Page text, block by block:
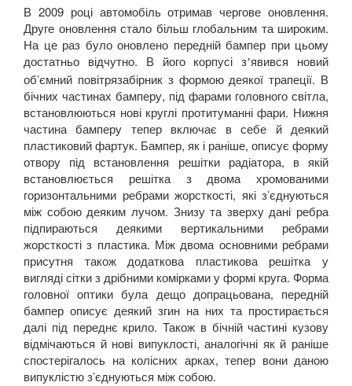
В 2009 році автомобіль отримав чергове оновлення.
Друге оновлення стало більш глобальним та широким.
На це раз було оновлено передній бампер при цьому
достатньо відчутно. В його корпусі з’явився новий
об’ємний повітрязабірник з формою деякої трапеції. В
бічних частинах бамперу, під фарами головного світла,
встановлюються нові круглі протитуманні фари. Нижня
частина бамперу тепер включає в себе й деякий
пластиковий фартук. Бампер, як і раніше, описує форму
отвору під встановлення решітки радіатора, в якій
встановлюється решітка з двома хромованими
горизонтальними ребрами жорсткості, які з’єднуються
між собою деяким лучом. Знизу та зверху дані ребра
підпираються деякими вертикальними ребрами
жорсткості з пластика. Між двома основними ребрами
присутня також додаткова пластикова решітка у
вигляді сітки з дрібними комірками у формі круга. Форма
головної оптики була дещо допрацьована, передній
бампер описує деякий згин на них та простирається
далі під переднє крило. Також в бічній частині кузову
відмічаються й нові випуклості, аналогічні як й раніше
спостерігалось на колісних арках, тепер вони даною
випуклістю з’єднуються між собою.